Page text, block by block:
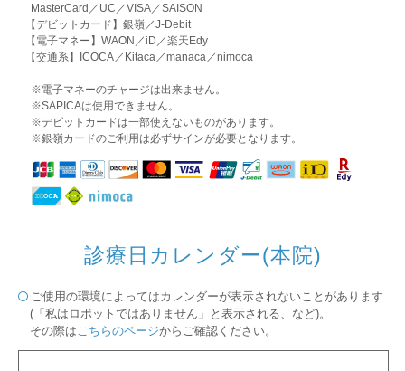
MasterCard／UC／VISA／SAISON
【デビットカード】銀嶺／J-Debit
【電子マネー】WAON／iD／楽天Edy
【交通系】ICOCA／Kitaca／manaca／nimoca
※電子マネーのチャージは出来ません。
※SAPICAは使用できません。
※デビットカードは一部使えないものがあります。
※銀嶺カードのご利用は必ずサインが必要となります。
診療日カレンダー(本院)
ご使用の環境によってはカレンダーが表示されないことがあります
(「私はロボットではありません」と表示される、など)。
その際はこちらのページからご確認ください。